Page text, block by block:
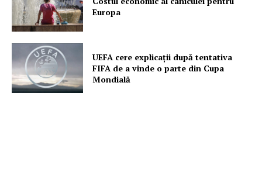
PRESShub
Despre noi / Echipa
Proiecte editoriale
Europa
UEFA cere explicații după tentativa
FIFA de a vinde o parte din Cupa
Mondială